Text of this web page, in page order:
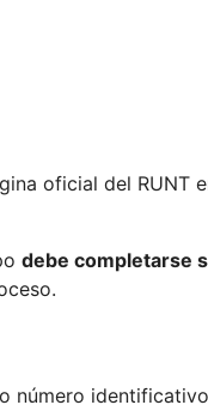
oficial del RUNT
debe completarse
número